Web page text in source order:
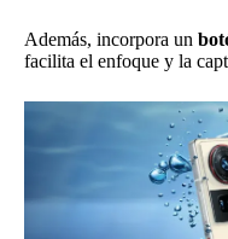
Además, incorpora un
facilita el enfoque y la